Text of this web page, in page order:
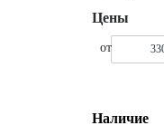
Наличие